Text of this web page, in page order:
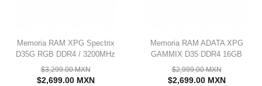
Memoria RAM XPG Spectrix
D35G RGB DDR4 / 3200MHz
/ 16GB / Non-ECC / CL16 /
XMP / White /
$3,299.00 MXN
$2,699.00 MXN
Memoria RAM ADATA XPG
GAMMIX D35 DDR4 16GB
3200MHZ / Con Disipador /
Blanca / AX4U320016G16A-
$2,999.00 MXN
$2,699.00 MXN